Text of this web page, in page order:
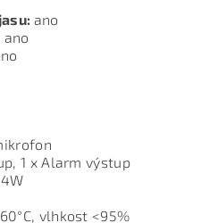
ano
ano
1 x Alarm výstup
vlhkost <95%